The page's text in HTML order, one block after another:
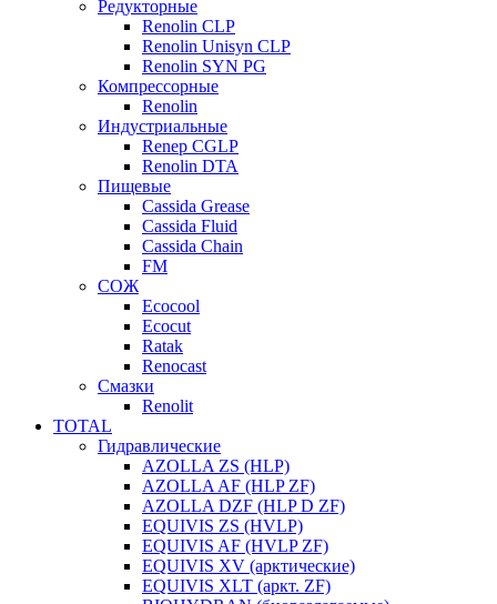
Редукторные
Renolin CLP
Renolin Unisyn CLP
Renolin SYN PG
Компрессорные
Renolin
Индустриальные
Renep CGLP
Renolin DTA
Пищевые
Cassida Grease
Cassida Fluid
Cassida Chain
FM
СОЖ
Ecocool
Ecocut
Ratak
Renocast
Смазки
Renolit
TOTAL
Гидравлические
AZOLLA ZS (HLP)
AZOLLA AF (HLP ZF)
AZOLLA DZF (HLP D ZF)
EQUIVIS ZS (HVLP)
EQUIVIS AF (HVLP ZF)
EQUIVIS XV (арктические)
EQUIVIS XLT (аркт. ZF)